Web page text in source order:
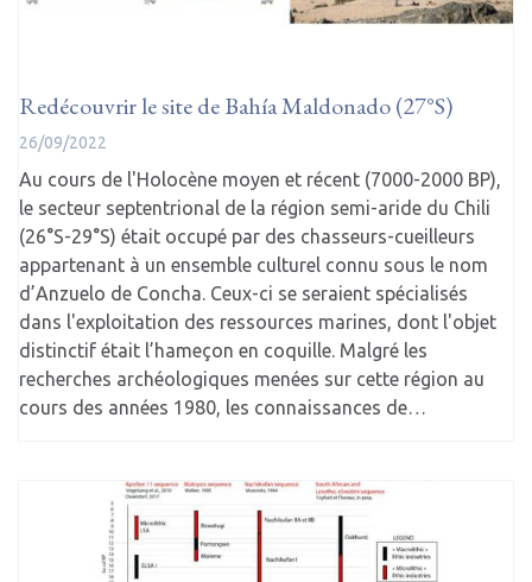
Redécouvrir le site de Bahía Maldonado (27°S)
26/09/2022
Au cours de l'Holocène moyen et récent (7000-2000 BP),
le secteur septentrional de la région semi-aride du Chili
(26°S-29°S) était occupé par des chasseurs-cueilleurs
appartenant à un ensemble culturel connu sous le nom
d’Anzuelo de Concha. Ceux-ci se seraient spécialisés
dans l'exploitation des ressources marines, dont l'objet
distinctif était l’hameçon en coquille. Malgré les
recherches archéologiques menées sur cette région au
cours des années 1980, les connaissances de…